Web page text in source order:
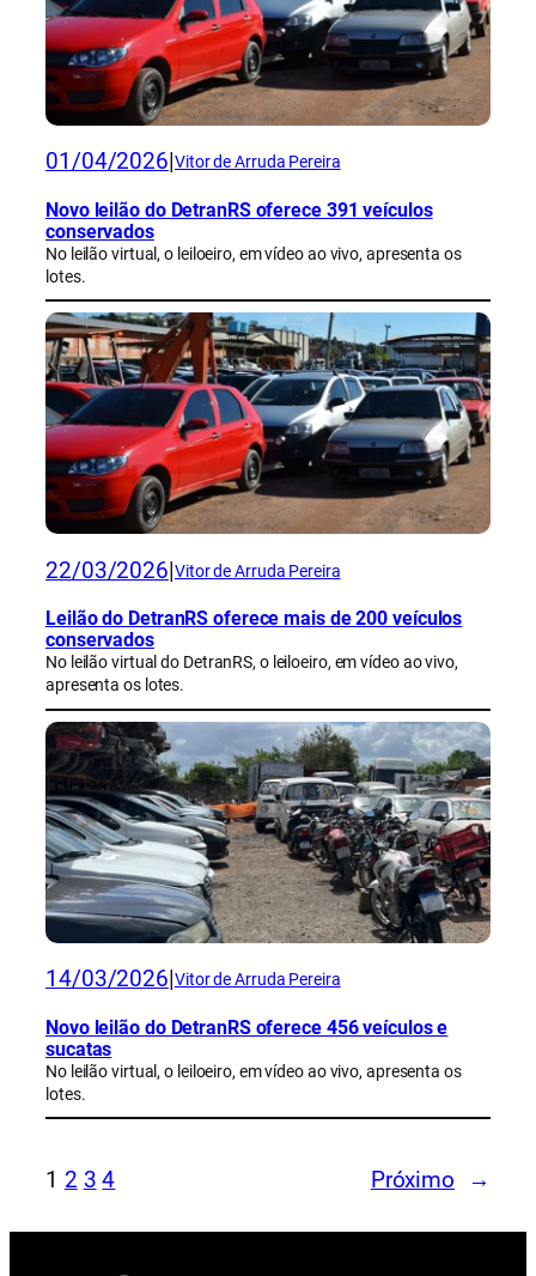
01/04/2026 Vitor de Arruda Pereira
Novo leilão do DetranRS oferece 391 veículos
conservados
No leilão virtual, o leiloeiro, em vídeo ao vivo, apresenta os
lotes.
22/03/2026 Vitor de Arruda Pereira
Leilão do DetranRS oferece mais de 200 veículos
conservados
No leilão virtual do DetranRS, o leiloeiro, em vídeo ao vivo,
apresenta os lotes.
14/03/2026 Vitor de Arruda Pereira
Novo leilão do DetranRS oferece 456 veículos e
sucatas
No leilão virtual, o leiloeiro, em vídeo ao vivo, apresenta os
lotes.
1 2 3 4 Próximo →